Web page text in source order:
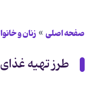
صفحه اصلی زنان و
طرز تهیه